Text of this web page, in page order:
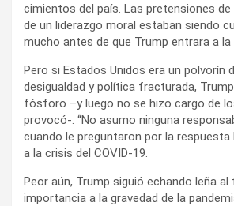
cimientos del país. Las pretensiones de
de un liderazgo moral estaban siendo
mucho antes de que Trump entrara a la
Pero si Estados Unidos era un polvorín
desigualdad y política fracturada,
fósforo –y luego no se hizo cargo de
provocó-. “No asumo ninguna
cuando le preguntaron por la respuesta
a la crisis del COVID-19.
Peor aún, Trump siguió echando leña
importancia a la gravedad de la